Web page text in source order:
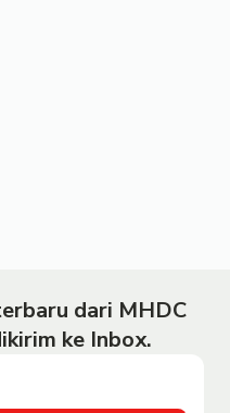
dari MHDC
ke Inbox.